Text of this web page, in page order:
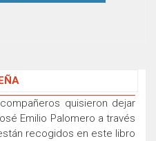
quisieron dejar
Emilio Palomero a través
recogidos en este libro